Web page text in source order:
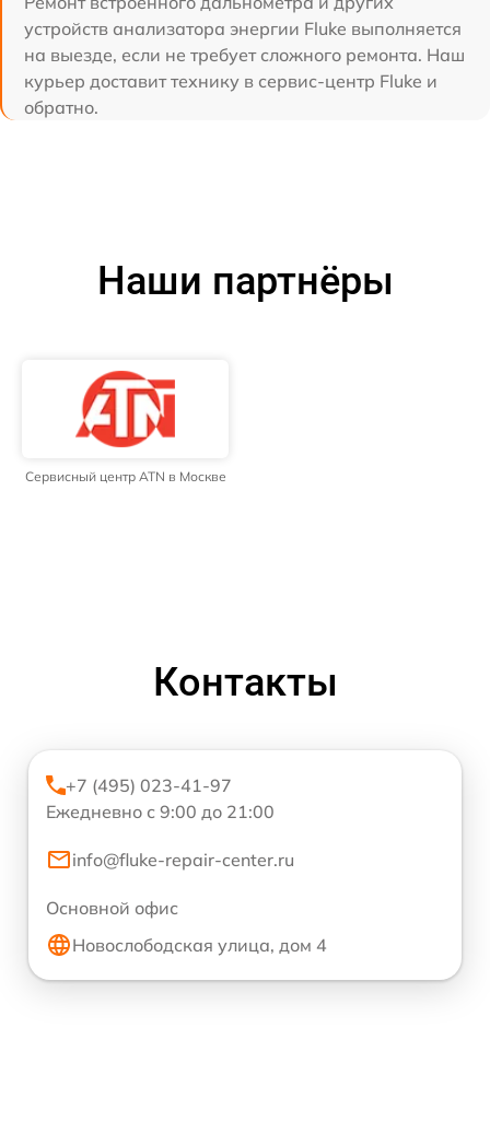
устройств анализатора энергии Fluke выполняется
на выезде, если не требует сложного ремонта. Наш
курьер доставит технику в сервис-центр Fluke и
обратно.
Наши партнёры
Сервисный центр ATN в Москве
Контакты
+7 (495) 023-41-97
Ежедневно с 9:00 до 21:00
info@fluke-repair-center.ru
Основной офис
Новослободская улица, дом 4